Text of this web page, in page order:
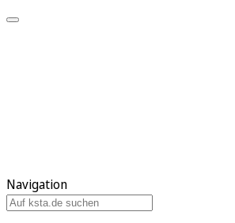
Navigation